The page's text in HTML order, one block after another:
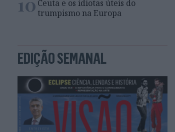
Ceuta e os idiotas úteis do
trumpismo na Europa
EDIÇÃO SEMANAL